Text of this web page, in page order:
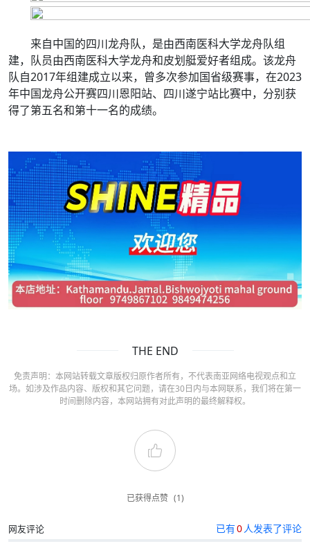
来自中国的四川龙舟队，是由西南医科大学龙舟队组
建，队员由西南医科大学龙舟和皮划艇爱好者组成。该龙舟
队自2017年组建成立以来，曾多次参加国省级赛事，在2023
年中国龙舟公开赛四川恩阳站、四川遂宁站比赛中，分别获
得了第五名和第十一名的成绩。
THE END
免责声明：本网站转载文章版权归原作者所有，不代表南亚网络电视观点和立
场。如涉及作品内容、版权和其它问题，请在30日内与本网联系，我们将在第一
时间删除内容，本网站拥有对此声明的最终解释权。
已获得点赞 (1)
网友评论 已有0 人发表了评论